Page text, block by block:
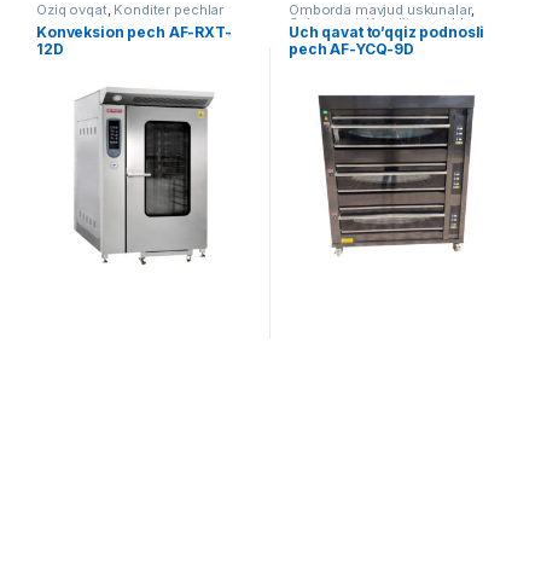
Oziq ovqat, Konditer pechlar
Konveksion pech AF-RXT-
12D
Omborda mavjud uskunalar,
Oziq ovqat, Konditer pechlar
Uch qavat to’qqiz podnosli
pech AF-YCQ-9D